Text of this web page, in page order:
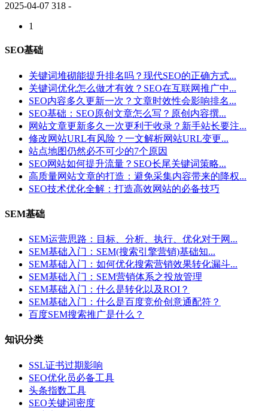
2025-04-07 318 -
1
SEO基础
关键词堆砌能提升排名吗？现代SEO的正确方式...
关键词优化怎么做才有效？SEO在互联网推广中...
SEO内容多久更新一次？文章时效性会影响排名...
SEO基础：SEO原创文章怎么写？原创内容撰...
网站文章更新多久一次更利于收录？新手站长要注...
修改网站URL有风险？一文解析网站URL变更...
站点地图仍然必不可少的7个原因
SEO网站如何提升流量？SEO长尾关键词策略...
高质量网站文章的打造：避免采集内容带来的降权...
SEO技术优化全解：打造高效网站的必备技巧
SEM基础
SEM运营思路：目标、分析、执行、优化对于网...
SEM基础入门：SEM(搜索引擎营销)基础知...
SEM基础入门：如何优化搜索营销效果转化漏斗...
SEM基础入门：SEM营销体系之投放管理
SEM基础入门：什么是转化以及ROI？
SEM基础入门：什么是百度竞价创意通配符？
百度SEM搜索推广是什么？
知识分类
SSL证书过期影响
SEO优化员必备工具
头条指数工具
SEO关键词密度